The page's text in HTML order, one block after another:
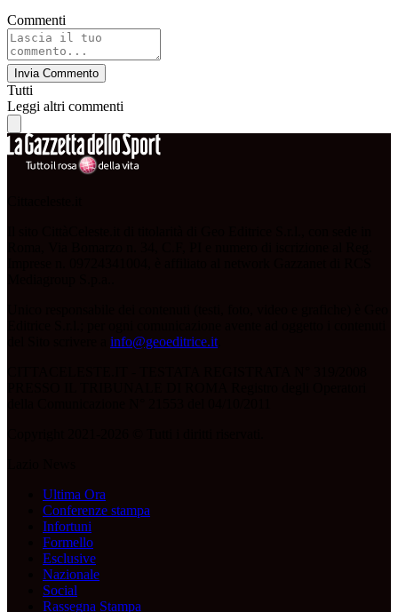
Commenti
Invia Commento
Tutti
Leggi altri commenti
info@geoeditrice.it
Ultima Ora
Conferenze stampa
Infortuni
Formello
Esclusive
Nazionale
Social
Rassegna Stampa